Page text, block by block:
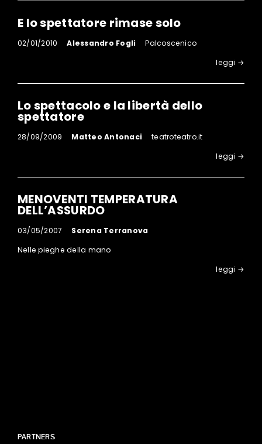
E lo spettatore rimase solo
02/01/2010 Alessandro Fogli
Palcoscenico
leggi →
Lo spettacolo e la libertà dello
spettatore
28/09/2009 Matteo Antonaci
teatroteatro.it
leggi →
MENOVENTI TEMPERATURA
DELL’ASSURDO
03/05/2007
Serena Terranova
Nelle pieghe della mano
leggi →
PARTNERS